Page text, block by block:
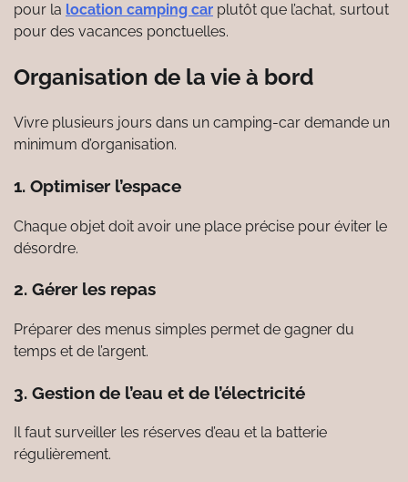
pour la location camping car plutôt que l’achat, surtout
pour des vacances ponctuelles.
Organisation de la vie à bord
Vivre plusieurs jours dans un camping-car demande un
minimum d’organisation.
1. Optimiser l’espace
Chaque objet doit avoir une place précise pour éviter le
désordre.
2. Gérer les repas
Préparer des menus simples permet de gagner du
temps et de l’argent.
3. Gestion de l’eau et de l’électricité
Il faut surveiller les réserves d’eau et la batterie
régulièrement.